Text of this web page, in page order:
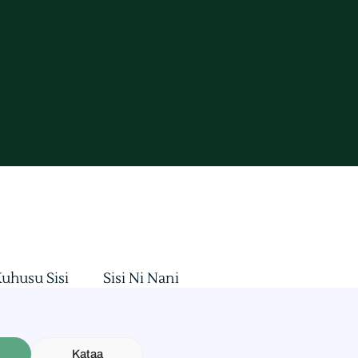
Kataa
Sisi
Sisi Ni Nani